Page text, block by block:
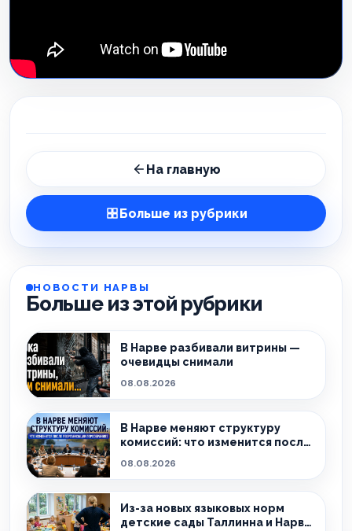
На главную
Больше из рубрики
НОВОСТИ НАРВЫ
Больше из этой рубрики
В Нарве разбивали витрины —
очевидцы снимали
08.08.2026
В Нарве меняют структуру
комиссий: что изменится после
08.08.2026
Из-за новых языковых норм
детские сады Таллинна и Нарвы